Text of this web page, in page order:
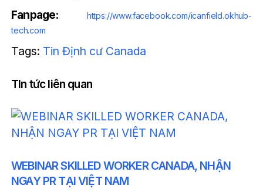
Fanpage:
https://www.facebook.com/icanfield.okhub-
tech.com
Tags: Tin Định cư Canada
TIn tức liên quan
WEBINAR SKILLED WORKER CANADA, NHẬN
NGAY PR TẠI VIỆT NAM